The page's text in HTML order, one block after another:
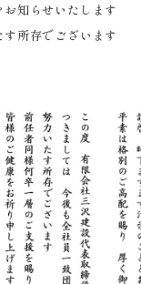
知らせいたします
所存でございます